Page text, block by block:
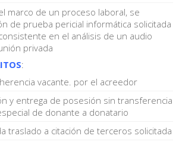
marco de un proceso laboral, se
de prueba pericial informática solicitada
en el análisis de un audio
privada
:
vacante. por el acreedor
y entrega de posesión sin transferencia
de donante a donatario
traslado a citación de terceros solicitada